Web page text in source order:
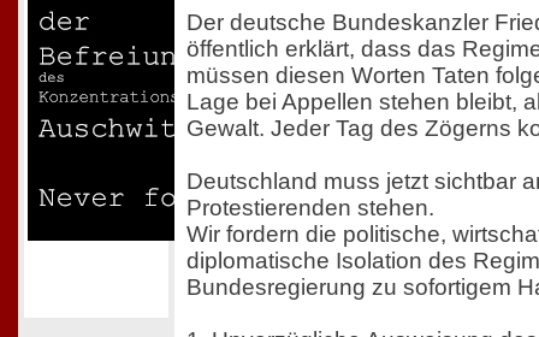
Der deutsche Bundeskanzler
öffentlich erklärt, dass das
müssen diesen Worten Taten
Lage bei Appellen stehen bleibt,
Gewalt. Jeder Tag des Zögerns
Deutschland muss jetzt sichtbar
Protestierenden stehen.
Wir fordern die politische,
diplomatische Isolation des
Bundesregierung zu sofortigem